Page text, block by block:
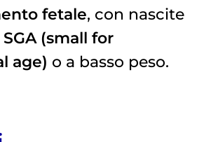
fetale, con nascite
SGA (small for
age) o a basso peso.